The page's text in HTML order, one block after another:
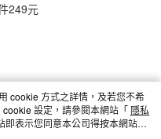
費
費
249元
cookie 方式之詳情，及若您不希
設定，請參閱本網站「 隱私
即表示您同意本公司得按本網站使